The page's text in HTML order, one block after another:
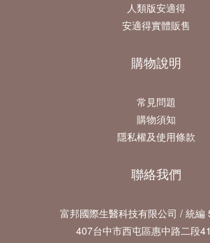
人類版安適得
安適得實體販售
購物說明
常見問題
購物須知
隱私權及使用條款
聯絡我們
富邦國際生醫科技有限公司 / 統編
407台中市西屯區惠中路二段